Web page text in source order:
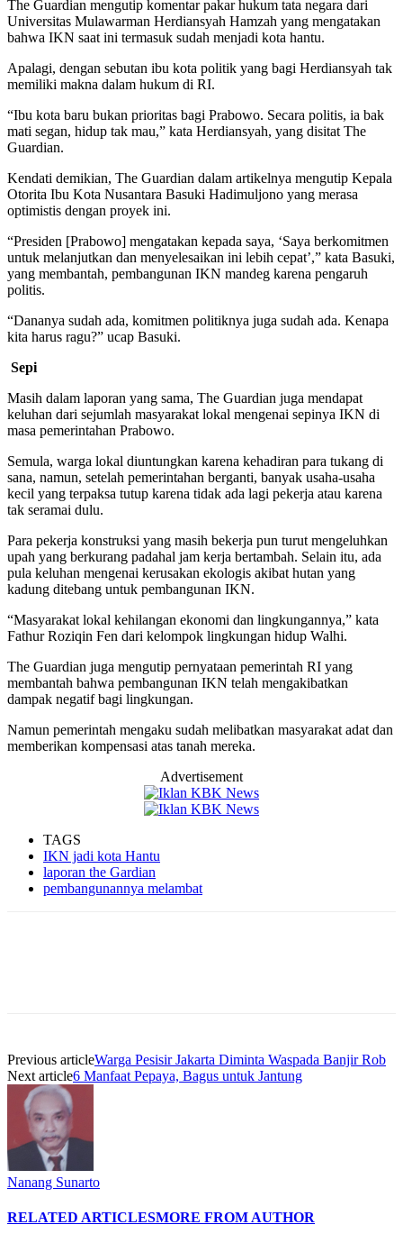
The Guardian mengutip komentar pakar hukum tata negara dari
Universitas Mulawarman Herdiansyah Hamzah yang mengatakan
bahwa IKN saat ini termasuk sudah menjadi kota hantu.
Apalagi, dengan sebutan ibu kota politik yang bagi Herdiansyah tak
memiliki makna dalam hukum di RI.
“Ibu kota baru bukan prioritas bagi Prabowo. Secara politis, ia bak
mati segan, hidup tak mau,” kata Herdiansyah, yang disitat The
Guardian.
Kendati demikian, The Guardian dalam artikelnya mengutip Kepala
Otorita Ibu Kota Nusantara Basuki Hadimuljono yang merasa
optimistis dengan proyek ini.
“Presiden [Prabowo] mengatakan kepada saya, ‘Saya berkomitmen
untuk melanjutkan dan menyelesaikan ini lebih cepat’,” kata Basuki,
yang membantah, pembangunan IKN mandeg karena pengaruh
politis.
“Dananya sudah ada, komitmen politiknya juga sudah ada. Kenapa
kita harus ragu?” ucap Basuki.
Sepi
Masih dalam laporan yang sama, The Guardian juga mendapat
keluhan dari sejumlah masyarakat lokal mengenai sepinya IKN di
masa pemerintahan Prabowo.
Semula, warga lokal diuntungkan karena kehadiran para tukang di
sana, namun, setelah pemerintahan berganti, banyak usaha-usaha
kecil yang terpaksa tutup karena tidak ada lagi pekerja atau karena
tak seramai dulu.
Para pekerja konstruksi yang masih bekerja pun turut mengeluhkan
upah yang berkurang padahal jam kerja bertambah. Selain itu, ada
pula keluhan mengenai kerusakan ekologis akibat hutan yang
kadung ditebang untuk pembangunan IKN.
“Masyarakat lokal kehilangan ekonomi dan lingkungannya,” kata
Fathur Roziqin Fen dari kelompok lingkungan hidup Walhi.
The Guardian juga mengutip pernyataan pemerintah RI yang
membantah bahwa pembangunan IKN telah mengakibatkan
dampak negatif bagi lingkungan.
Namun pemerintah mengaku sudah melibatkan masyarakat adat dan
memberikan kompensasi atas tanah mereka.
Advertisement
TAGS
IKN jadi kota Hantu
laporan the Gardian
pembangunannya melambat
Previous articleWarga Pesisir Jakarta Diminta Waspada Banjir Rob
Next article6 Manfaat Pepaya, Bagus untuk Jantung
Nanang Sunarto
RELATED ARTICLESMORE FROM AUTHOR